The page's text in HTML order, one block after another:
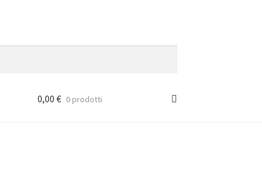
0,00 € 0 prodotti